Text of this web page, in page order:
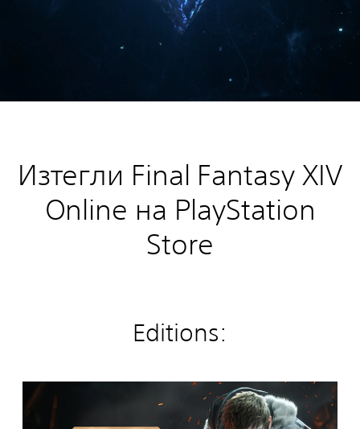
Изтегли Final Fantasy XIV
Online на PlayStation
Store
Editions: